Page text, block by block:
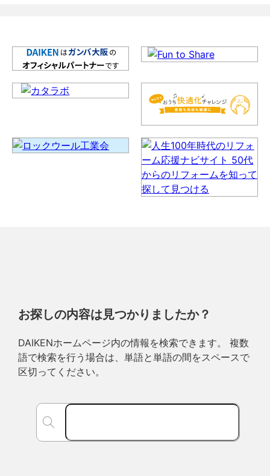
お探しの内容は見つかりましたか？
DAIKENホームページ内の情報を検索できます。 複数
語で検索を行う場合は、単語と単語の間をスペースで
区切ってください。